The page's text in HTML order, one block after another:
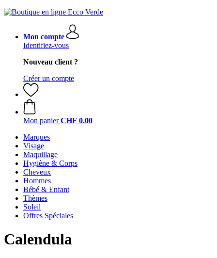
Mon compte
Identifiez-vous
Nouveau client ?
Créer un compte
Mon panier CHF 0.00
Marques
Visage
Maquillage
Hygiène & Corps
Cheveux
Hommes
Bébé & Enfant
Thèmes
Soleil
Offres Spéciales
Calendula